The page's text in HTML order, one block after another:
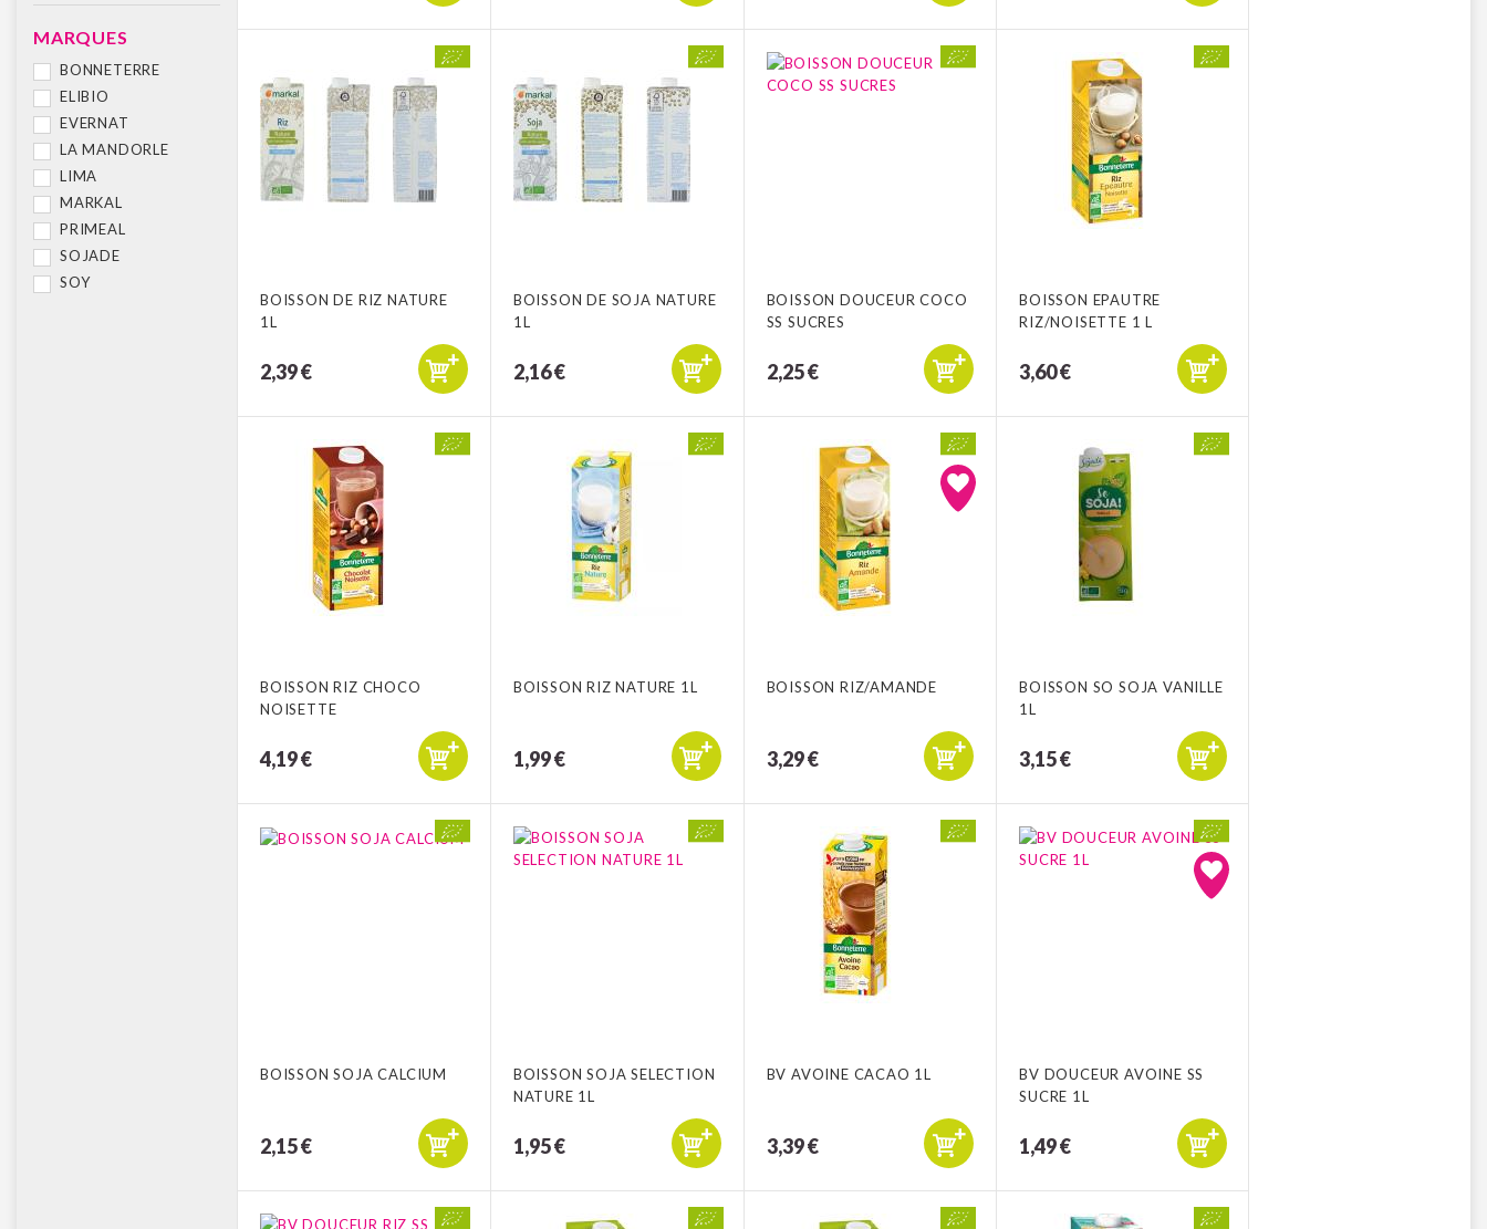
MARQUES
BONNETERRE
ELIBIO
EVERNAT
LA MANDORLE
LIMA
MARKAL
PRIMEAL
SOJADE
SOY
BOISSON DE RIZ NATURE
1L
2,39 €
BOISSON DE SOJA NATURE
1L
2,16 €
BOISSON DOUCEUR COCO
SS SUCRES
2,25 €
BOISSON EPAUTRE
RIZ/NOISETTE 1 L
3,60 €
BOISSON RIZ CHOCO
NOISETTE
4,19 €
BOISSON RIZ NATURE 1L
1,99 €
BOISSON RIZ/AMANDE
3,29 €
BOISSON SO SOJA VANILLE
1L
3,15 €
BOISSON SOJA CALCIUM
2,15 €
BOISSON SOJA SELECTION
NATURE 1L
1,95 €
BV AVOINE CACAO 1L
3,39 €
BV DOUCEUR AVOINE SS
SUCRE 1L
1,49 €